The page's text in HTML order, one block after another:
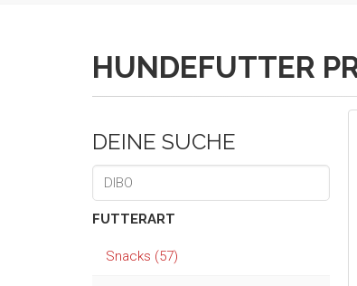
HUNDEFUTTER
DEINE SUCHE
FUTTERART
Snacks (57)